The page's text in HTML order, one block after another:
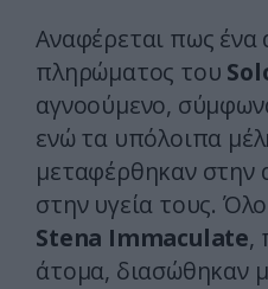
Αναφέρεται πως
πληρώματος του
αγνοούμενο,
ενώ τα υπόλοιπα
μεταφέρθηκαν στην
στην υγεία τους.
Stena Immaculate,
άτομα, διασώθηκαν